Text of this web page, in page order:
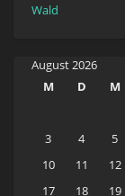
Wald
August 2026
M
D M
3
4 5
10
11 12
17
18 19